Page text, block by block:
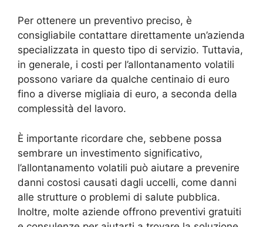
Per ottenere un preventivo preciso, è
consigliabile contattare direttamente un’azienda
specializzata in questo tipo di servizio. Tuttavia,
in generale, i costi per l’allontanamento volatili
possono variare da qualche centinaio di euro
fino a diverse migliaia di euro, a seconda della
complessità del lavoro.
È importante ricordare che, sebbene possa
sembrare un investimento significativo,
l’allontanamento volatili può aiutare a prevenire
danni costosi causati dagli uccelli, come danni
alle strutture o problemi di salute pubblica.
Inoltre, molte aziende offrono preventivi gratuiti